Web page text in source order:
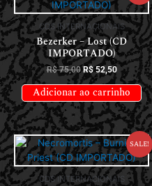
CDS INTERNACIONAIS
Bezerker – Lost (CD
IMPORTADO)
R$75,00 R$52,50
Adicionar ao carrinho
Sale!
CDS INTERNACIONAIS